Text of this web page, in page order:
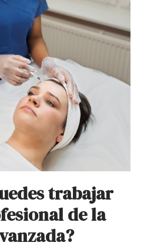
trabajar
de la